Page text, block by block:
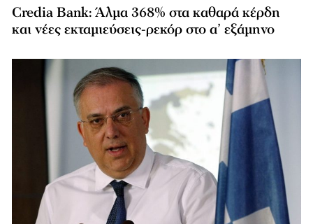
Credia Bank: Άλμα 368% στα καθαρά κέρδη
και νέες εκταμιεύσεις-ρεκόρ στο α’ εξάμηνο